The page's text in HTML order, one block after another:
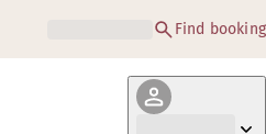
Find booking